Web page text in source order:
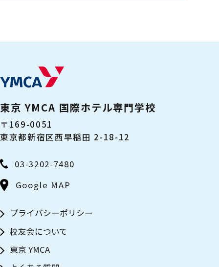
東京 YMCA 国際ホテル専門学校
〒169-0051
東京都新宿区西早稲田 2-18-12
03-3202-7480
Google MAP
プライバシーポリシー
校友会について
東京 YMCA